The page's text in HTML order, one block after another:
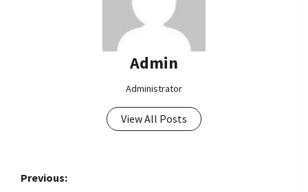
Admin
Administrator
View All Posts
P
Previous: